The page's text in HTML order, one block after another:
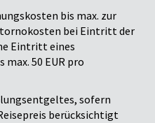
bis max. zur
bei Eintritt der
Eintritt eines
50 EUR pro
sofern
berücksichtigt